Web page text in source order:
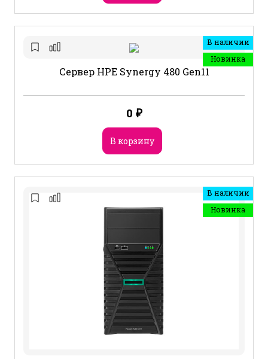
В наличии
Новинка
Сервер HPE Synergy 480 Gen11
0 ₽
В корзину
В наличии
Новинка